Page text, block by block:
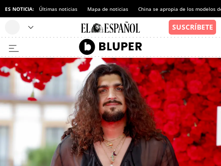
ES NOTICIA: Últimas noticias Mapa de noticias China se apropia de los modelos